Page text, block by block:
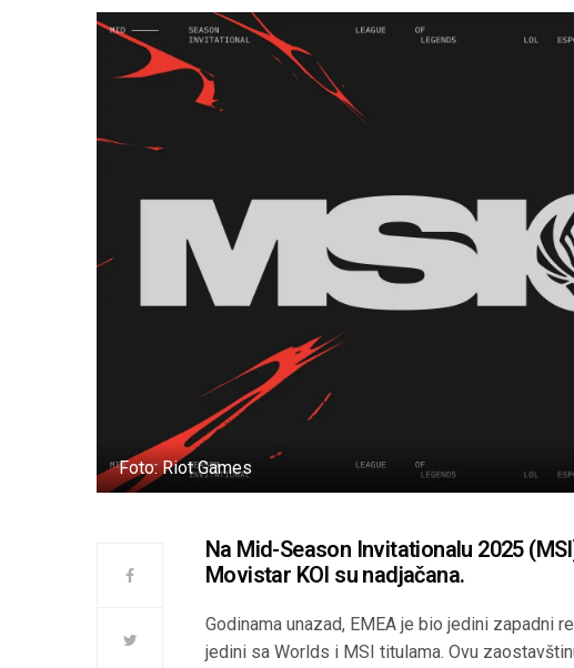
Foto: Riot Games
Na Mid-Season Invitationalu 2025
Movistar KOI su nadjačana.
Godinama unazad, EMEA je bio jedini zapadni
jedini sa Worlds i MSI titulama. Ovu